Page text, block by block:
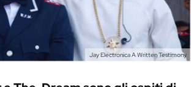
Jay Electronica A Written Testimony